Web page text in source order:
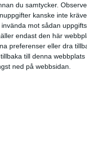
du samtycker.
kanske inte
mot sådan
endast den här
preferenser eller dra
till denna
ned på webbsidan.